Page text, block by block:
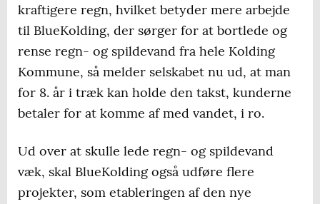
kraftigere regn, hvilket betyder mere arbejde
til BlueKolding, der sørger for at bortlede og
rense regn- og spildevand fra hele Kolding
Kommune, så melder selskabet nu ud, at man
for 8. år i træk kan holde den takst, kunderne
betaler for at komme af med vandet, i ro.
Ud over at skulle lede regn- og spildevand
væk, skal BlueKolding også udføre flere
projekter, som etableringen af den nye